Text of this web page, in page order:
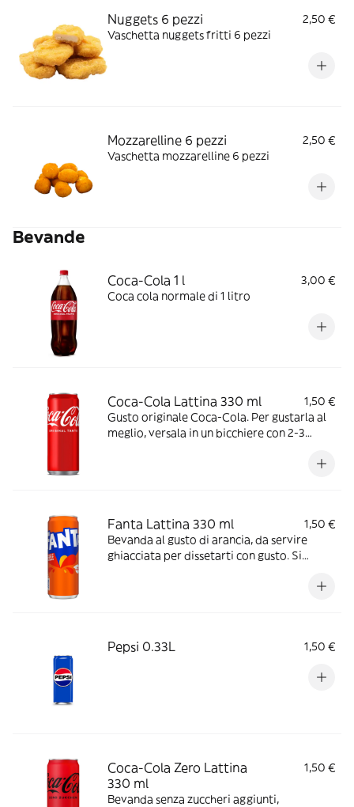
Nuggets 6 pezzi
2,50 €
Vaschetta nuggets fritti 6 pezzi
Mozzarelline 6 pezzi
2,50 €
Vaschetta mozzarelline 6 pezzi
Bevande
Coca-Cola 1 l
3,00 €
Coca cola normale di 1 litro
Coca-Cola Lattina 330 ml
1,50 €
Gusto originale Coca-Cola. Per gustarla al
meglio, versala in un bicchiere con 2-3
Fanta Lattina 330 ml
1,50 €
Bevanda al gusto di arancia, da servire
ghiacciata per dissetarti con gusto. Si
Pepsi 0.33L 1,50 €
Coca-Cola Zero Lattina
330 ml
1,50 €
Bevanda senza zuccheri aggiunti,